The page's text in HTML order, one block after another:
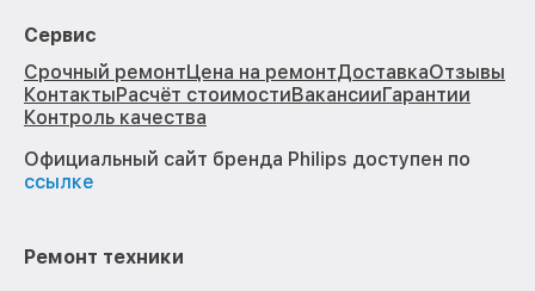
Сервис
Срочный ремонтЦена на ремонтДоставкаОтзывы
КонтактыРасчёт стоимостиВакансииГарантии
Контроль качества
Официальный сайт бренда Philips доступен по
ссылке
Ремонт техники